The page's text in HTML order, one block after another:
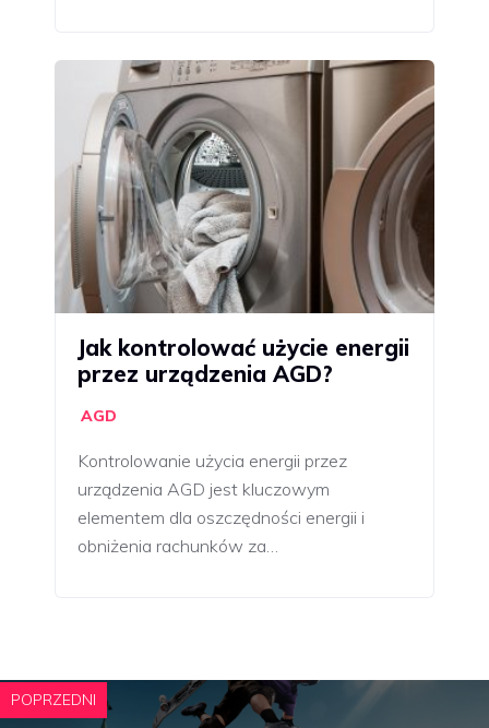
Jak kontrolować użycie energii
przez urządzenia AGD?
AGD
Kontrolowanie użycia energii przez
urządzenia AGD jest kluczowym
elementem dla oszczędności energii i
obniżenia rachunków za…
POPRZEDNI